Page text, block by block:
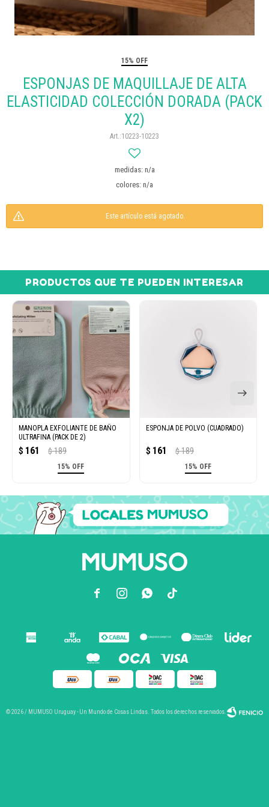
15% OFF
ESPONJAS DE MAQUILLAJE DE ALTA
ELASTICIDAD COLECCIÓN DORADA (PACK
X2)
10223-10223
medidas: n/a
colores: n/a
Este artículo está agotado.
PRODUCTOS QUE TE PUEDEN INTERESAR
MANOPLA EXFOLIANTE DE BAÑO
ULTRAFINA (PACK DE 2)
$ 161 $ 189
15% OFF
ESPONJA DE POLVO (CUADRADO)
$ 161 $ 189
15% OFF
  
© 2026 / MUMUSO Uruguay - Un Mundo de Cosas Lindas. Todos los derechos reservados.